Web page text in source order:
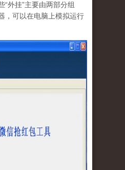
“外挂”主要由两部分组
，可以在电脑上模拟运行